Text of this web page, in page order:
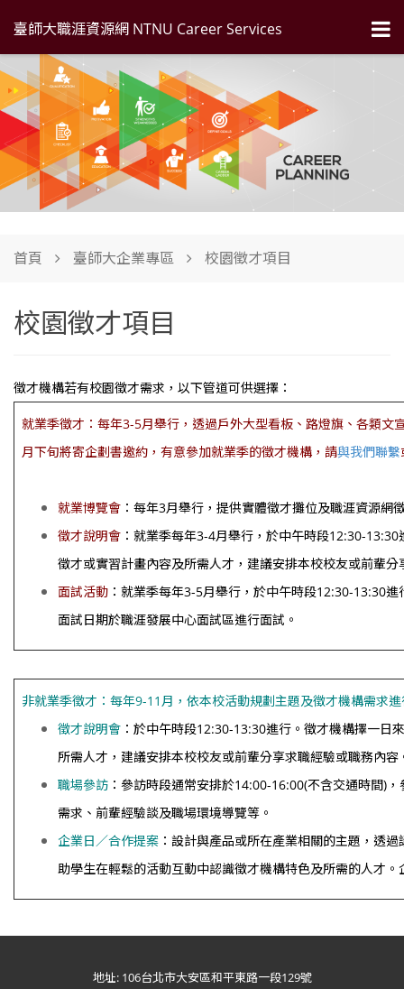
臺師大職涯資源網 NTNU Career Services
首頁 臺師大企業專區 校園徵才項目
校園徵才項目
徵才機構若有校園徵才需求，以下管道可供選擇：
就業季徵才： 每年3-5月舉行，透過戶外大型看板、路燈旗、各類文
月下旬將寄企劃書邀約，有意參加就業季的徵才機構，請與我們聯繫
就業博覽會 ：每年3月舉行，提供實體徵才攤位及職涯資源網
徵才說明會 ： 就業季每年3-4月舉行， 於中午時段12:30-13:30
徵才或實習計畫內容及所需人才，建議安排本校校友或前輩
面試活動 ：就業季每年3-5月舉行，於中午時段12:30-13:30
面試日期於職涯發展中心面試區進行面試。
非就業季徵才：每年9-11月，依本校活動規劃主題及徵才機構需求
徵才說明會 ：於中午時段12:30-13:30進行。徵才機構擇一日
所需人才，建議安排本校校友或前輩分享求職經驗或職務內容
職場參訪 ：參訪時段通常安排於14:00-16:00(不含交通時間)
需求、前輩經驗談及職場環境導覽等。
企業日／合作提案 ：設計與產品或所在產業相關的主題，透
助學生在輕鬆的活動互動中認識徵才機構特色及所需的人才
地址: 106台北市大安區和平東路一段129號